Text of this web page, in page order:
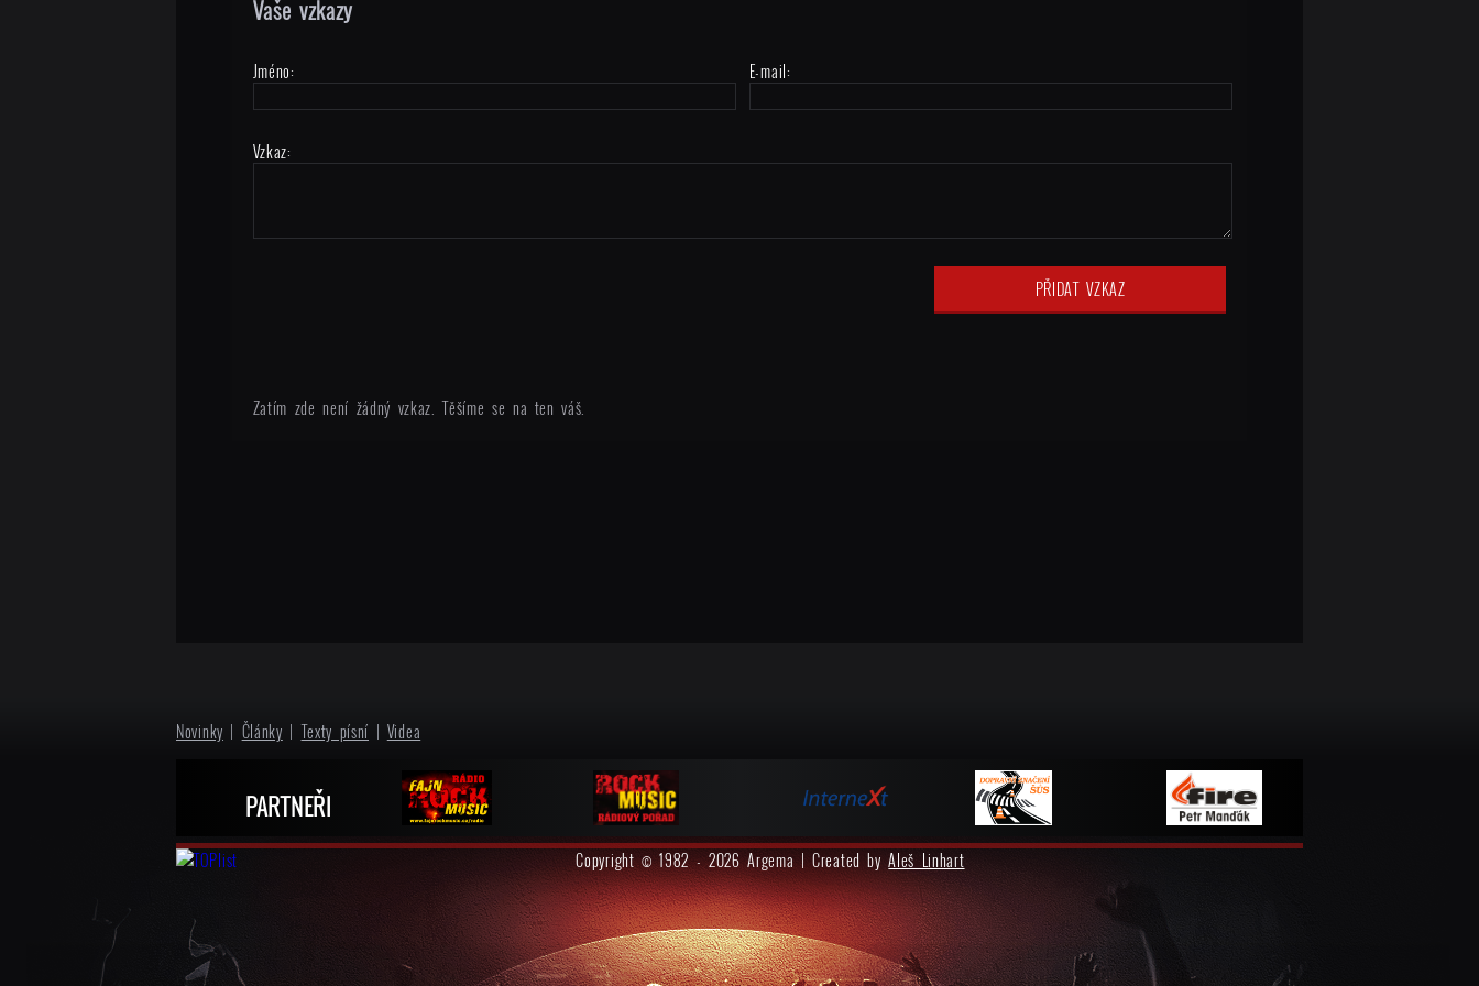
Vaše vzkazy
Jméno: E-mail:
Vzkaz:
Zatím zde není žádný vzkaz. Těšíme se na ten váš.
Novinky | Články |Texty písní | Videa
PARTNEŘI
Copyright © 1982 - 2026 Argema | Created byAleš Linhart